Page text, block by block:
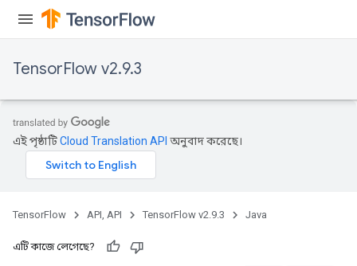
TensorFlow v2.9.3
এই পৃষ্ঠাটিCloud Translation API অনুবাদ করেছে।
TensorFlow API, API TensorFlow v2.9.3 Java
এটি কাজে লেগেছে?